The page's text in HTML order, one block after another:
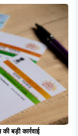
बड़ी कार्रवाई